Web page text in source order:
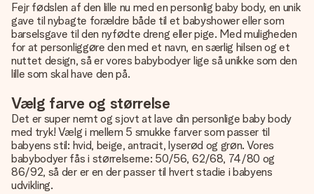
Fejr fødslen af den lille nu med en personlig baby body, en unik
gave til nybagte forældre både til et babyshower eller som
barselsgave til den nyfødte dreng eller pige. Med muligheden
for at personliggøre den med et navn, en særlig hilsen og et
nuttet design, så er vores babybodyer lige så unikke som den
lille som skal have den på.
Vælg farve og størrelse
Det er super nemt og sjovt at lave din personlige baby body
med tryk! Vælg i mellem 5 smukke farver som passer til
babyens stil: hvid, beige, antracit, lyserød og grøn. Vores
babybodyer fås i størrelserne: 50/56, 62/68, 74/80 og
86/92, så der er en der passer til hvert stadie i babyens
udvikling.